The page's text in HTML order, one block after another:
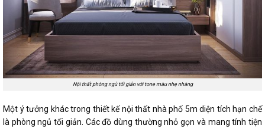
Nội thất phòng ngủ tối giản với tone màu nhẹ nhàng
Một ý tưởng khác trong thiết kế nội thất nhà phố 5m diện tích hạn chế
là phòng ngủ tối giản. Các đồ dùng thường nhỏ gọn và mang tính tiện